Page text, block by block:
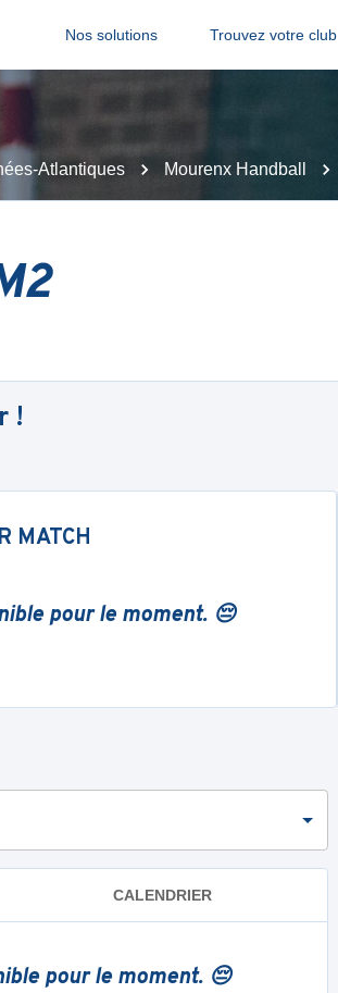
Nos solutions Trouvez votre club
Atlantiques Mourenx Handball
!
MATCH
pour le moment. 😔
CALENDRIER
pour le moment. 😔